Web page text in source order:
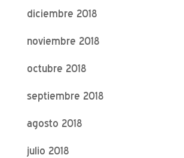
diciembre 2018
noviembre 2018
octubre 2018
septiembre 2018
agosto 2018
julio 2018